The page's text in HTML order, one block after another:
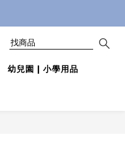
幼兒園 | 小學用品